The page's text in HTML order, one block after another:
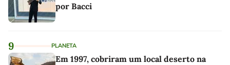
por Bacci
9 PLANETA
Em 1997, cobriram um local deserto na